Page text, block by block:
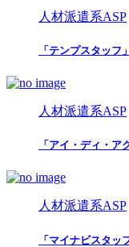
人材派遣系ASP
「テンプスタッフ
人材派遣系ASP
「アイ・ディ・ア
人材派遣系ASP
「マイナビスタッ